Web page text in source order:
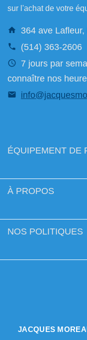
sur l'achat de votre
364 ave
(514) 363-2606
7 jours par
connaître nos
ÉQUIPEMENT DE
À PROPOS
NOS POLITIQUES
JACQUES